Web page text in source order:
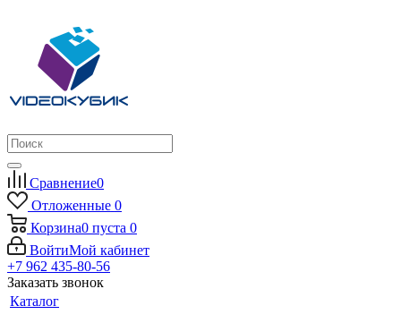
Сравнение0
Отложенные 0
Корзина0 пуста 0
ВойтиМой кабинет
+7 962 435-80-56
Заказать звонок
Каталог